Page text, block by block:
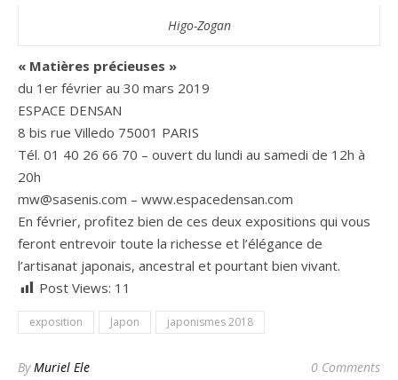
Higo-Zogan
« Matières précieuses »
du 1er février au 30 mars 2019
ESPACE DENSAN
8 bis rue Villedo 75001 PARIS
Tél. 01 40 26 66 70 – ouvert du lundi au samedi de 12h à
20h
mw@sasenis.com – www.espacedensan.com
En février, profitez bien de ces deux expositions qui vous
feront entrevoir toute la richesse et l’élégance de
l’artisanat japonais, ancestral et pourtant bien vivant.
Post Views: 11
exposition Japon japonismes 2018
ByMuriel Ele 0 Comments